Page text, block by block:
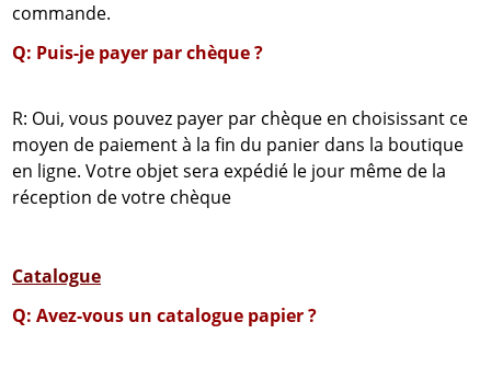
commande.
Q: Puis-je payer par chèque ?
R: Oui, vous pouvez payer par chèque en choisissant ce
moyen de paiement à la fin du panier dans la boutique
en ligne. Votre objet sera expédié le jour même de la
réception de votre chèque
Catalogue
Q: Avez-vous un catalogue papier ?